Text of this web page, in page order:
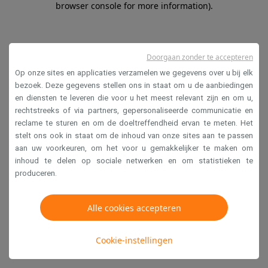
browser console for more information).
Op onze sites en applicaties verzamelen we gegevens over u bij elk
bezoek. Deze gegevens stellen ons in staat om u de aanbiedingen
en diensten te leveren die voor u het meest relevant zijn en om u,
rechtstreeks of via partners, gepersonaliseerde communicatie en
reclame te sturen en om de doeltreffendheid ervan te meten. Het
stelt ons ook in staat om de inhoud van onze sites aan te passen
aan uw voorkeuren, om het voor u gemakkelijker te maken om
inhoud te delen op sociale netwerken en om statistieken te
produceren.
Alle cookies accepteren
Cookie-instellingen
Doorgaan zonder te accepteren